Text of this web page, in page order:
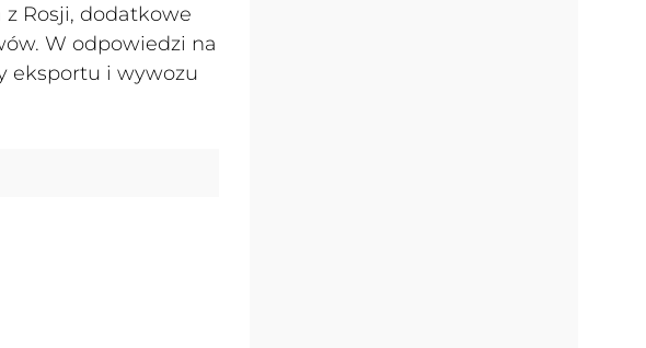
Rosji, dodatkowe
W odpowiedzi na
eksportu i wywozu